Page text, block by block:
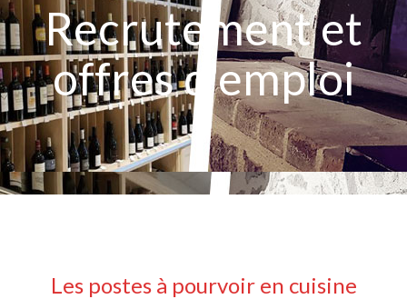
Recrutement et
offres d'emploi
Les postes à pourvoir en cuisine